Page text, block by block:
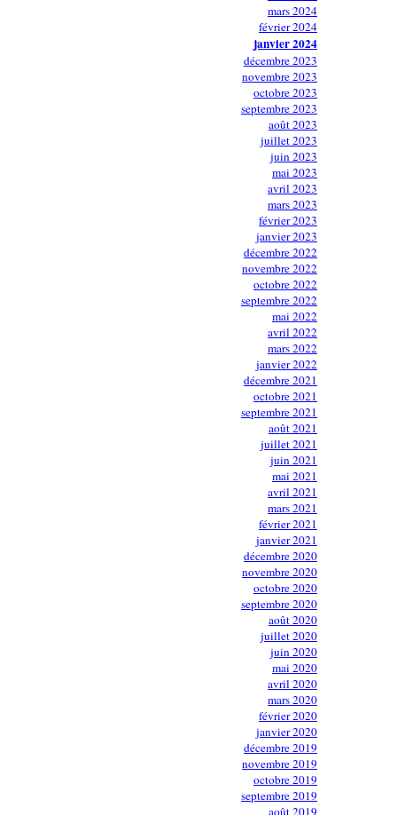
mars 2024
février 2024
janvier 2024
décembre 2023
novembre 2023
octobre 2023
septembre 2023
août 2023
juillet 2023
juin 2023
mai 2023
avril 2023
mars 2023
février 2023
janvier 2023
décembre 2022
novembre 2022
octobre 2022
septembre 2022
mai 2022
avril 2022
mars 2022
janvier 2022
décembre 2021
octobre 2021
septembre 2021
août 2021
juillet 2021
juin 2021
mai 2021
avril 2021
mars 2021
février 2021
janvier 2021
décembre 2020
novembre 2020
octobre 2020
septembre 2020
août 2020
juillet 2020
juin 2020
mai 2020
avril 2020
mars 2020
février 2020
janvier 2020
décembre 2019
novembre 2019
octobre 2019
septembre 2019
août 2019